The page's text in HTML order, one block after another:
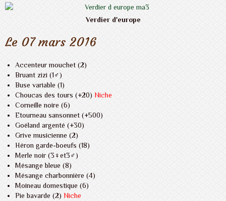
Verdier d'europe
Le 07 mars 2016
Accenteur mouchet (2)
Bruant zizi (1♂)
Buse variable (1)
Choucas des tours (+20)Niche
Corneille noire (6)
Etourneau sansonnet (+500)
Goéland argenté (+30)
Grive musicienne (2)
Héron garde-boeufs (18)
Merle noir (3♀et3♂)
Mésange bleue (8)
Mésange charbonnière (4)
Moineau domestique (6)
Pie bavarde (2)Niche